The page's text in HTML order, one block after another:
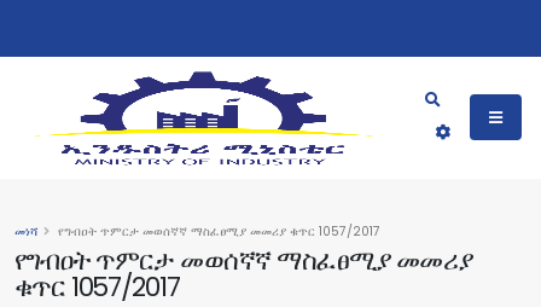
የግብዐት ጥምርታ መወሰኛኛ ማስፈፀሚያ መመሪያ
ቁጥር 1057/2017
መነሻ የግብዐት ጥምርታ መወሰኛኛ ማስፈፀሚያ መመሪያ ቁጥር 1057/2017